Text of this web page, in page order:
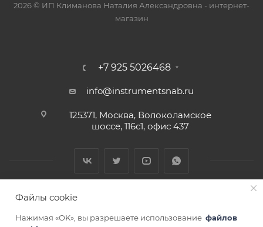
2026 © ИП Климанова Наталия Александровна - интернет-
магазин
+7 925 5026468
info@instrumentsnab.ru
125371, Москва, Волоколамское
шоссе, 116с1, офис 437
Файлы cookie
Нажимая «OK», вы разрешаете использование файлов